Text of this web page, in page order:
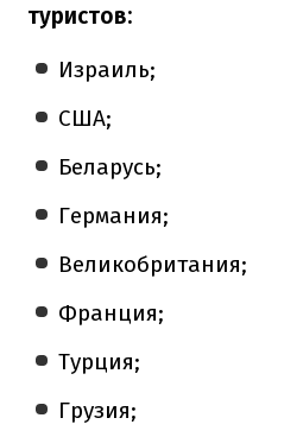
туристов:
Израиль;
США;
Беларусь;
Германия;
Великобритания;
Франция;
Турция;
Грузия;